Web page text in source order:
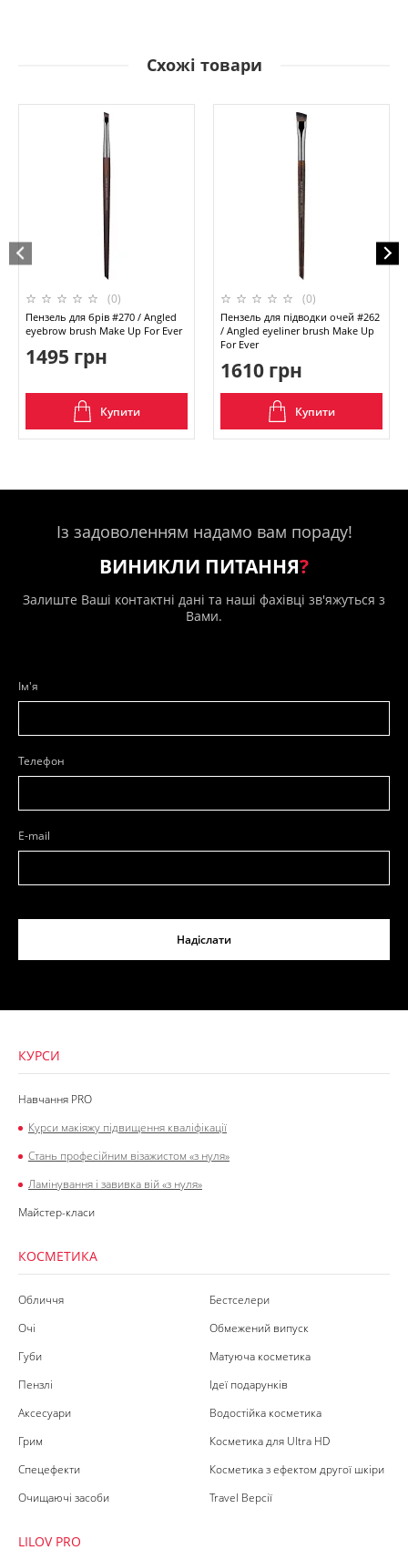
Схожі товари
(0)
Пензель для брів #270 / Angled
eyebrow brush Make Up For Ever
1495 грн
Купити
(0)
Пензель для підводки очей #262
/ Angled eyeliner brush Make Up
For Ever
1610 грн
Купити
Із задоволенням надамо вам пораду!
ВИНИКЛИ ПИТАННЯ?
Залиште Ваші контактні дані та наші фахівці зв'яжуться з
Вами.
Ім'я
Телефон
E-mail
Надіслати
КУРСИ
Навчання PRO
Курси макіяжу підвищення кваліфікації
Стань професійним візажистом «з нуля»
Ламінування і завивка вій «з нуля»
Майстер-класи
КОСМЕТИКА
Обличчя
Очі
Губи
Пензлі
Аксесуари
Грим
Спецефекти
Очищаючі засоби
Бестселери
Обмежений випуск
Матуюча косметика
Ідеї подарунків
Водостійка косметика
Косметика для Ultra HD
Косметика з ефектом другої шкіри
Travel Версії
LILOV PRO